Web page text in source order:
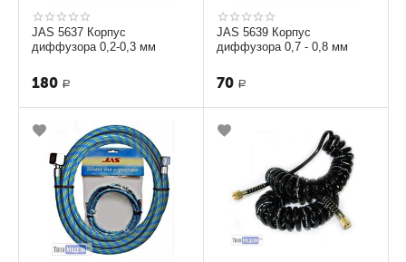
JAS 5637 Корпус
диффузора 0,2-0,3 мм
180 Р
JAS 5639 Корпус
диффузора 0,7 - 0,8 мм
70 Р